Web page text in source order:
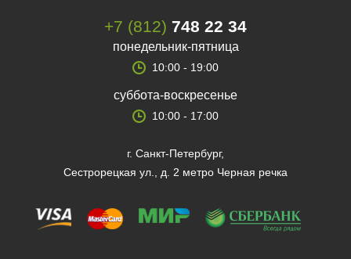
+7 (812) 748 22 34
понедельник-пятница
10:00 - 19:00
суббота-воскресенье
10:00 - 17:00
г. Санкт-Петербург,
Сестрорецкая ул., д. 2 метро Черная речка